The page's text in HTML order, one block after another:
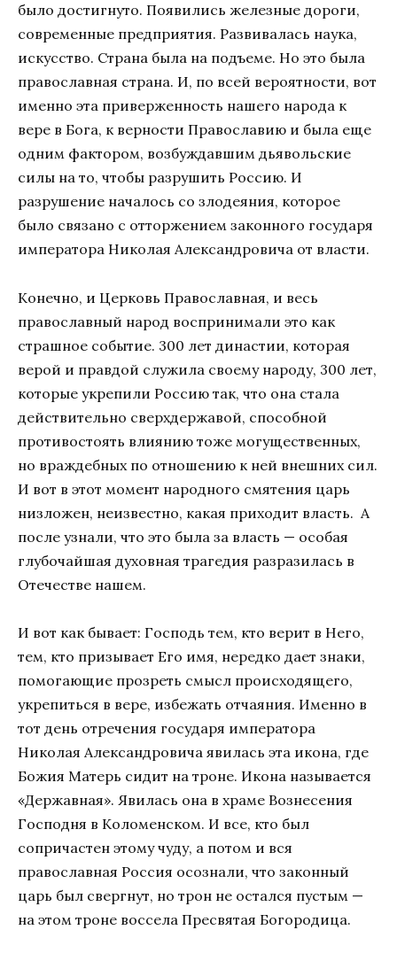
было достигнуто. Появились железные дороги,
современные предприятия. Развивалась наука,
искусство. Страна была на подъеме. Но это была
православная страна. И, по всей вероятности, вот
именно эта приверженность нашего народа к
вере в Бога, к верности Православию и была еще
одним фактором, возбуждавшим дьявольские
силы на то, чтобы разрушить Россию. И
разрушение началось со злодеяния, которое
было связано с отторжением законного государя
императора Николая Александровича от власти.
Конечно, и Церковь Православная, и весь
православный народ воспринимали это как
страшное событие. 300 лет династии, которая
верой и правдой служила своему народу, 300 лет,
которые укрепили Россию так, что она стала
действительно сверхдержавой, способной
противостоять влиянию тоже могущественных,
но враждебных по отношению к ней внешних сил.
И вот в этот момент народного смятения царь
низложен, неизвестно, какая приходит власть. А
после узнали, что это была за власть — особая
глубочайшая духовная трагедия разразилась в
Отечестве нашем.
И вот как бывает: Господь тем, кто верит в Него,
тем, кто призывает Его имя, нередко дает знаки,
помогающие прозреть смысл происходящего,
укрепиться в вере, избежать отчаяния. Именно в
тот день отречения государя императора
Николая Александровича явилась эта икона, где
Божия Матерь сидит на троне. Икона называется
«Державная». Явилась она в храме Вознесения
Господня в Коломенском. И все, кто был
сопричастен этому чуду, а потом и вся
православная Россия осознали, что законный
царь был свергнут, но трон не остался пустым —
на этом троне воссела Пресвятая Богородица.